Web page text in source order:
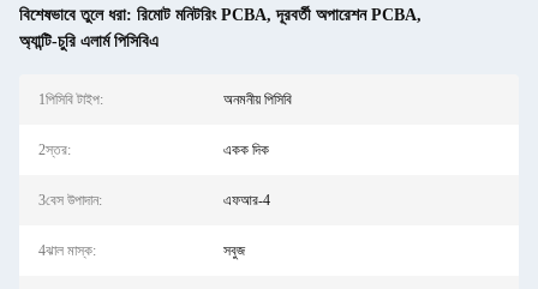
বিশেষভাবে তুলে ধরা: রিমোট মনিটরিং PCBA,দূরবর্তী অপারেশন PCBA,
অ্যান্টি-চুরি এলার্ম পিসিবিএ
1পিসিবি টাইপ: অনমনীয় পিসিবি
2স্তর: একক দিক
3বেস উপাদান: এফআর-4
4ঝাল মাস্ক: সবুজ